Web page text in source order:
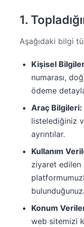
1.
Aşağıdaki bilgi
Kişisel
numarası,
ödeme
Araç Bilgileri:
listelediğiniz
ayrıntılar.
Kullanım
ziyaret edilen
Konum
web sitemizi